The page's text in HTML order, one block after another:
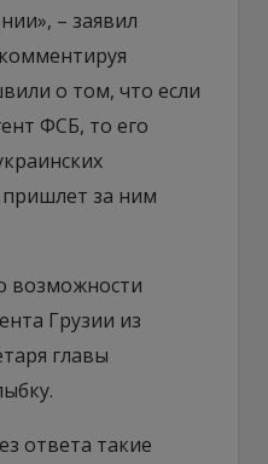
– заявил
о том, что если
ФСБ, то его
за ним
возможности
Грузии из
главы
ответа такие